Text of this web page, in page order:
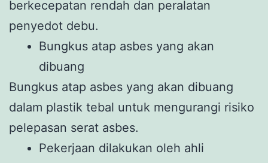
berkecepatan rendah dan peralatan
penyedot debu.
Bungkus atap asbes yang akan
dibuang
Bungkus atap asbes yang akan dibuang
dalam plastik tebal untuk mengurangi risiko
pelepasan serat asbes.
Pekerjaan dilakukan oleh ahli